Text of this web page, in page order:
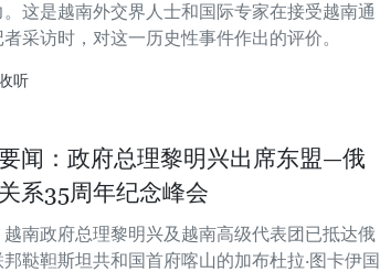
这是越南外交界人士和国际专家在接受越南通
采访时，对这一历史性事件作出的评价。
听
闻：政府总理黎明兴出席东盟—俄
系35周年纪念峰会
越南政府总理黎明兴及越南高级代表团已抵达俄
邦鞑靼斯坦共和国首府喀山的加布杜拉·图卡伊国